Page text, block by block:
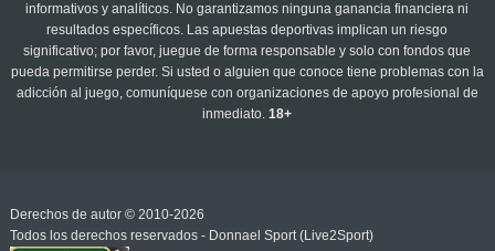
informativos y analíticos. No garantizamos ninguna ganancia financiera ni
resultados específicos. Las apuestas deportivas implican un riesgo
significativo; por favor, juegue de forma responsable y solo con fondos que
pueda permitirse perder. Si usted o alguien que conoce tiene problemas con la
adicción al juego, comuníquese con organizaciones de apoyo profesional de
inmediato.18+
Derechos de autor © 2010-2026
Todos los derechos reservados - Donnael Sport (Live2Sport)